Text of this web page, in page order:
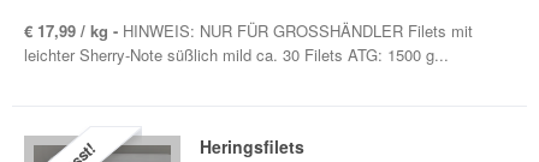
€ 17,99 / kg - HINWEIS: NUR FÜR GROSSHÄNDLER Filets mit
leichter Sherry-Note süßlich mild ca. 30 Filets ATG: 1500 g...
Heringsfilets